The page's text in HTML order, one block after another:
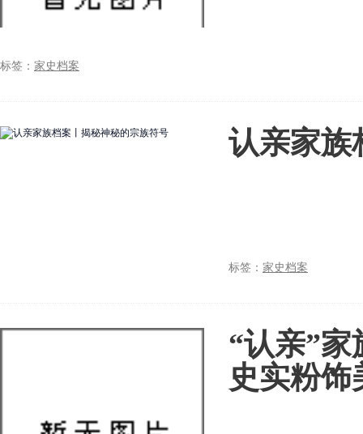
标签： 家史档案
认亲家族
标签： 家史档案
“认亲”
史实粉饰